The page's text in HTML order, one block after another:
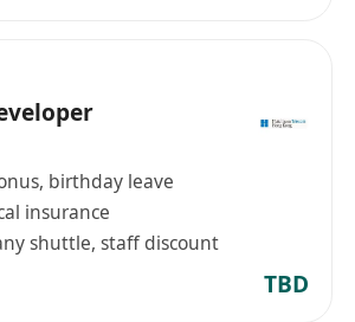
birthday leave
insurance
shuttle, staff discount
TBD